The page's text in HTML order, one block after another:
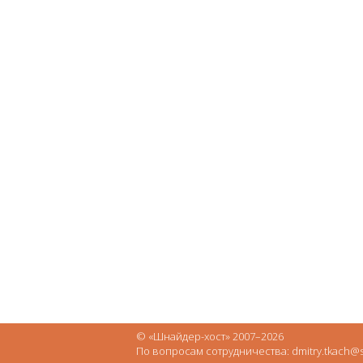
© «Шнайдер-хост» 2007–2026
По вопросам сотрудничества: